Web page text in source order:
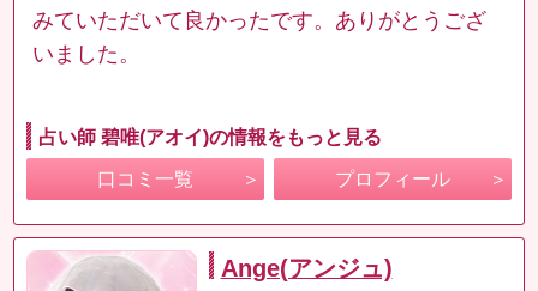
みていただいて良かったです。ありがとうござ
いました。
占い師 碧唯(アオイ)の情報をもっと見る
口コミ一覧 プロフィール
Ange(アンジュ)